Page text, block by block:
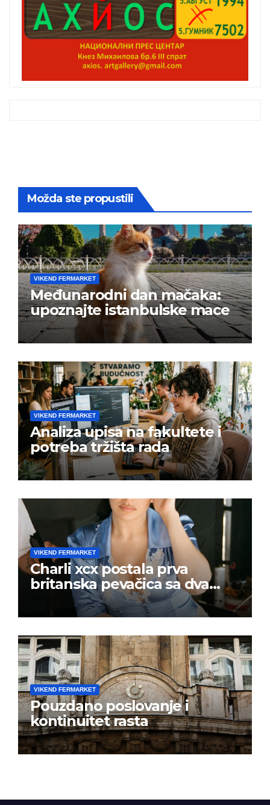
Možda ste propustili
VIKEND FERMARKET
Međunarodni dan mačaka:
upoznajte istanbulske mace
VIKEND FERMARKET
Analiza upisa na fakultete i
potreba tržišta rada
VIKEND FERMARKET
Charli xcx postala prva
britanska pevačica sa dva
albuma na prvom mestu u
istoj kalendarskoj godini
VIKEND FERMARKET
Pouzdano poslovanje i
kontinuitet rasta